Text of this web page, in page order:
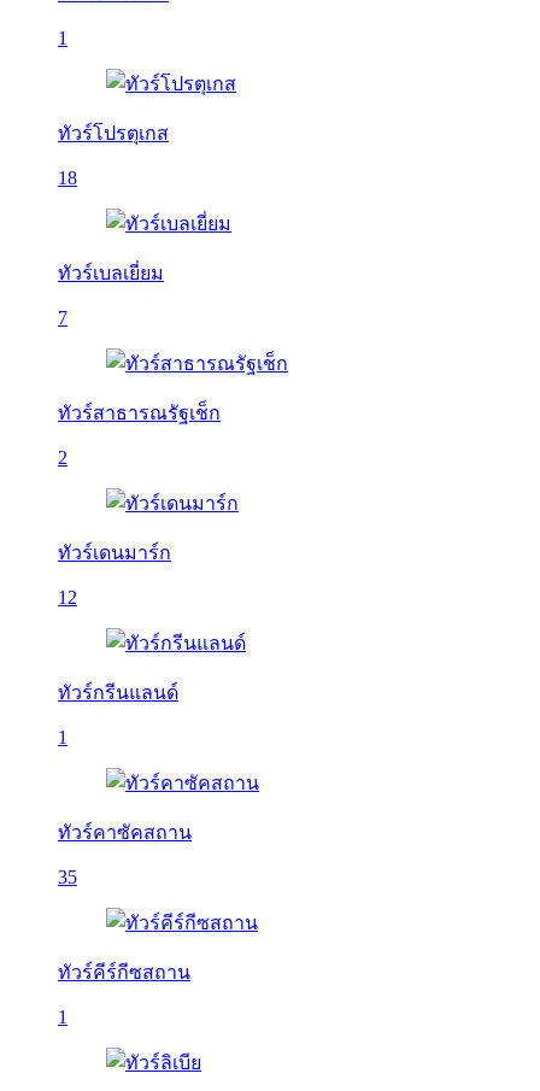
1
ทัวร์โปรตุเกส
18
ทัวร์เบลเยี่ยม
7
ทัวร์สาธารณรัฐเช็ก
2
ทัวร์เดนมาร์ก
12
ทัวร์กรีนแลนด์
1
ทัวร์คาซัคสถาน
35
ทัวร์คีร์กีซสถาน
1